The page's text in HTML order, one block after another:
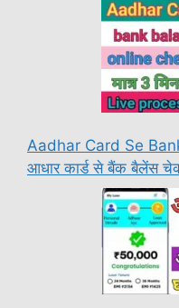
Aadhar Card Se
आधार कार्ड से बैंक बैलेंस